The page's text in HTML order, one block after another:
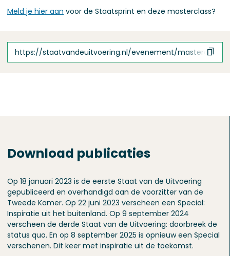
Meld je hier aan voor de Staatsprint en deze masterclass?
https://staatvandeuitvoering.nl/evenement/
Download publicaties
Op 18 januari 2023 is de eerste Staat van de Uitvoering
gepubliceerd en overhandigd aan de voorzitter van de
Tweede Kamer. Op 22 juni 2023 verscheen een Special:
Inspiratie uit het buitenland. Op 9 september 2024
verscheen de derde Staat van de Uitvoering: doorbreek de
status quo. En op 8 september 2025 is opnieuw een Special
verschenen. Dit keer met inspiratie uit de toekomst.